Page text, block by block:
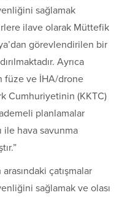
sağlamak
ilave olarak Müttefik
görevlendirilen bir
Ayrıca
füze ve İHA/drone
Cumhuriyetinin (KKTC)
planlamalar
ile hava savunma
çatışmalar
sağlamak ve olası